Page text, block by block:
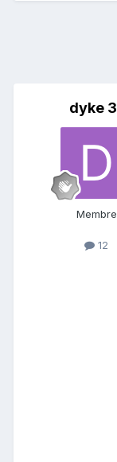
dyke 3
Membre
12